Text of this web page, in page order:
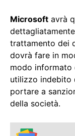
Microsoft avrà
trattamento dei
dovrà fare in
modo informato
utilizzo indebito
portare a
della società.